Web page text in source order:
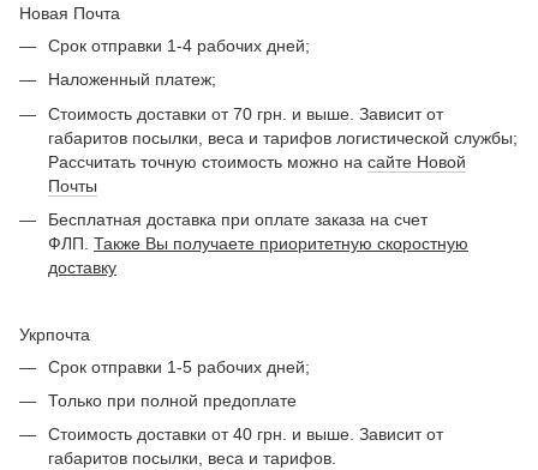
Новая Почта
Срок отправки 1-4 рабочих дней;
Наложенный платеж;
Стоимость доставки от 70 грн. и выше. Зависит от
габаритов посылки, веса и тарифов логистической службы;
Рассчитать точную стоимость можно на сайте Новой
Почты
Бесплатная доставка при оплате заказа на счет
ФЛП. Также Вы получаете приоритетную скоростную
доставку
Укрпочта
Срок отправки 1-5 рабочих дней;
Только при полной предоплате
Стоимость доставки от 40 грн. и выше. Зависит от
габаритов посылки, веса и тарифов.